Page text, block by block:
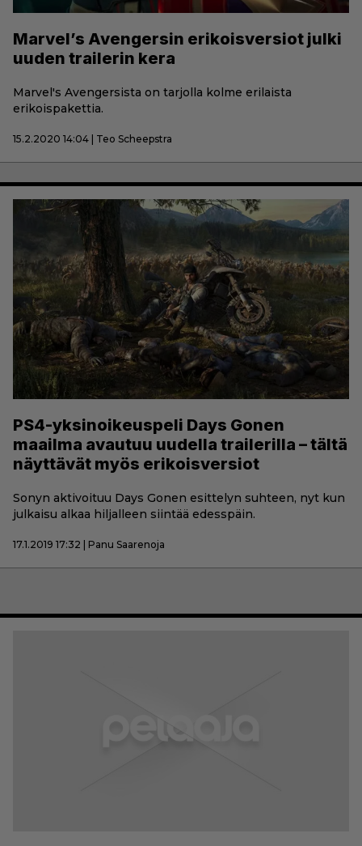
Marvel’s Avengersin erikoisversiot julki
uuden trailerin kera
Marvel's Avengersista on tarjolla kolme erilaista
erikoispakettia.
15.2.2020 14:04 | Teo Scheepstra
PS4-yksinoikeuspeli Days Gonen
maailma avautuu uudella trailerilla – tältä
näyttävät myös erikoisversiot
Sonyn aktivoituu Days Gonen esittelyn suhteen, nyt kun
julkaisu alkaa hiljalleen siintää edesspäin.
17.1.2019 17:32 | Panu Saarenoja